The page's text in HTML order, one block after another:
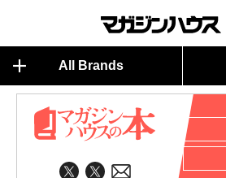
All Brands